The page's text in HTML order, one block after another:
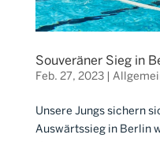
Souveräner Sieg in
Feb. 27, 2023|
Unsere Jungs sichern
Auswärtssieg in Berlin